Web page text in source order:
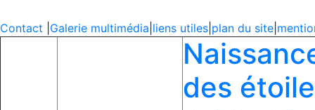
Contact Galerie multimédia liens utiles plan du site
des